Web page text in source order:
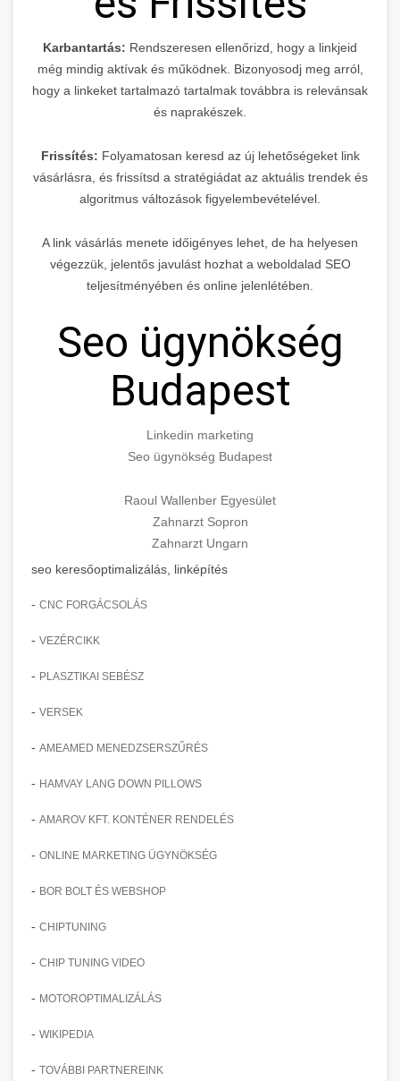
Karbantartás: Rendszeresen ellenőrizd, hogy a linkjeid
még mindig aktívak és működnek. Bizonyosodj meg arról,
hogy a linkeket tartalmazó tartalmak továbbra is relevánsak
és naprakészek.
Frissítés: Folyamatosan keresd az új lehetőségeket link
vásárlásra, és frissítsd a stratégiádat az aktuális trendek és
algoritmus változások figyelembevételével.
A link vásárlás menete időigényes lehet, de ha helyesen
végezzük, jelentős javulást hozhat a weboldalad SEO
teljesítményében és online jelenlétében.
Seo ügynökség
Budapest
Linkedin marketing
Seo ügynökség Budapest
Raoul Wallenber Egyesület
Zahnarzt Sopron
Zahnarzt Ungarn
seo keresőoptimalizálás, linképítés
- CNC FORGÁCSOLÁS
- VEZÉRCIKK
- PLASZTIKAI SEBÉSZ
- VERSEK
- AMEAMED MENEDZSERSZŰRÉS
- HAMVAY LANG DOWN PILLOWS
- AMAROV KFT. KONTÉNER RENDELÉS
- ONLINE MARKETING ÜGYNÖKSÉG
- BOR BOLT ÉS WEBSHOP
- CHIPTUNING
- CHIP TUNING VIDEO
- MOTOROPTIMALIZÁLÁS
- WIKIPEDIA
- TOVÁBBI PARTNEREINK